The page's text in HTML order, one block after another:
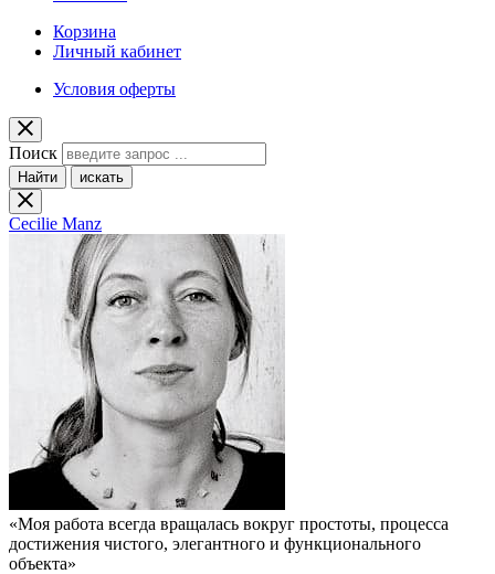
Корзина
Личный кабинет
Условия оферты
Поиск
Найти искать
Cecilie Manz
«Моя работа всегда вращалась вокруг простоты, процесса
достижения чистого, элегантного и функционального
объекта»